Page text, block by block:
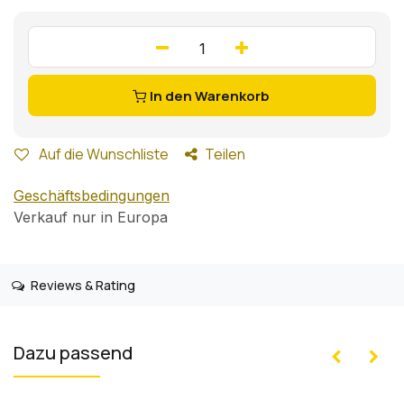
In den Warenkorb
Auf die Wunschliste Teilen
Geschäftsbedingungen
Verkauf nur in Europa
Reviews & Rating
Dazu passend